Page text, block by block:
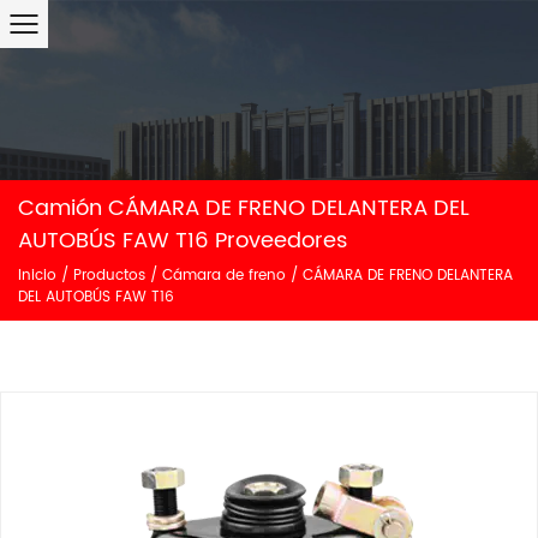
Camión CÁMARA DE FRENO DELANTERA DEL
AUTOBÚS FAW T16 Proveedores
Inicio / Productos / Cámara de freno / CÁMARA DE FRENO DELANTERA
DEL AUTOBÚS FAW T16